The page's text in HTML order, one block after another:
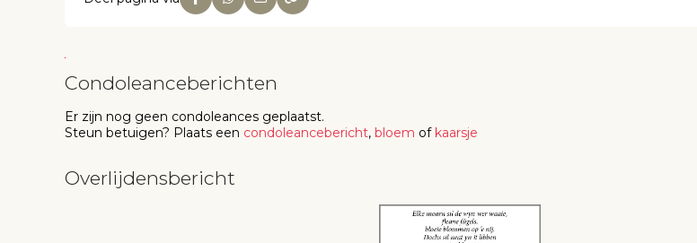
Condoleanceberichten
Er zijn nog geen condoleances geplaatst.
Steun betuigen? Plaats een condoleancebericht, bloem of kaarsje
Overlijdensbericht